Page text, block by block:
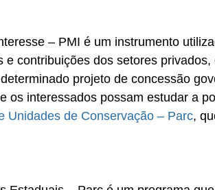
– PMI é um instrumento
contribuições dos setores privados,
projeto de concessão
os interessados possam estudar a
Unidades de Conservação – Parc,